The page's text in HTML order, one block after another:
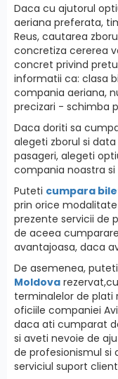
Daca cu ajutorul
aeriana preferata,
Reus, cautarea
concretiza cererea
concret privind
informatii ca: clasa
compania aeriana,
precizari - schimba
Daca doriti sa
alegeti zborul si
pasageri, alegeti
compania noastra
Puteti cumpara
prin orice
prezente servicii de
de aceea
avantajoasa, daca
De asemenea,
Moldova
terminalelor de plati
oficiile companiei
daca ati cumparat
si aveti nevoie de
de profesionismul si
serviciul suport